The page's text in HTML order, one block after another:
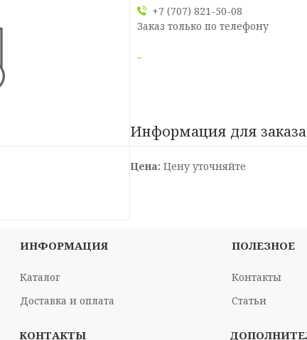
+7 (707) 821-50-08
Заказ только по телефону
Информация для заказа
Цена: Цену уточняйте
ИНФОРМАЦИЯ
Каталог
Доставка и оплата
ПОЛЕЗНОЕ
Контакты
Статьи